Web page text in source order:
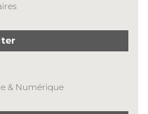
& Numérique